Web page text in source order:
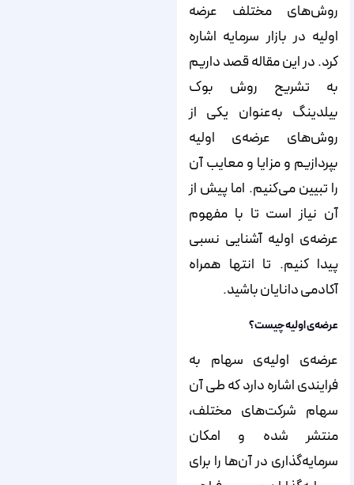
روش‌های مختلف عرضه
اولیه در بازار سرمایه اشاره
کرد. در این مقاله قصد داریم
به تشریح روش بوک
بیلدینگ به‌عنوان یکی از
روش‌‌‌‌‌‌‌‌‌‌‌‌‌‌‌‌‌‌‌‌‌‌‌‌‌‌‌‌‌‌‌‌‌‌‌‌‌‌‌‌‌‌‌‌‌‌‌‌‌‌‌‌‌‌‌‌‌های عرضه‌‌‌‌‌‌‌‌‌‌‌‌‌‌‌‌‌‌‌‌‌‌‌‌‌‌‌‌‌‌‌‌‌‌‌‌‌‌‌‌‌‌‌‌‌‌‌‌‌‌‌‌‌‌‌‌‌ی اولیه
بپردازیم و مزایا و معایب آن
را تبیین می‌‌‌‌‌‌‌‌‌‌‌‌‌‌‌‌‌‌‌‌‌‌‌‌‌‌‌‌‌‌‌‌‌‌‌‌‌‌‌‌‌‌‌‌‌‌‌‌‌‌‌‌‌‌‌‌‌کنیم. اما پیش از
آن نیاز است تا با مفهوم
عرضه‌‌‌‌‌‌‌‌‌‌‌‌‌‌‌‌‌‌‌‌‌‌‌‌‌‌‌‌‌‌‌‌‌‌‌‌‌‌‌‌‌‌‌‌‌‌‌‌‌‌‌‌‌‌‌‌‌ی اولیه آشنایی نسبی
پیدا کنیم. تا انتها همراه
آکادمی دانایان باشید.
عرضه‌‌‌‌‌‌‌‌‌‌‌‌‌‌‌‌‌‌‌‌‌‌‌‌‌‌‌‌‌‌‌‌‌‌‌‌‌‌‌‌‌‌‌‌‌‌‌‌‌‌‌‌‌‌‌‌‌ی اولیه چیست؟
عرضه‌‌‌‌‌‌‌‌‌‌‌‌‌‌‌‌‌‌‌‌‌‌‌‌‌‌‌‌‌‌‌‌‌‌‌‌‌‌‌‌‌‌‌‌‌‌‌‌‌‌‌‌‌‌‌‌‌ی اولیه‌‌‌‌‌‌‌‌‌‌‌‌‌‌‌‌‌‌‌‌‌‌‌‌‌‌‌‌‌‌‌‌‌‌‌‌‌‌‌‌‌‌‌‌‌‌‌‌‌‌‌‌‌‌‌‌‌ی سهام به
فرایندی اشاره دارد که طی آن
سهام شرکت‌‌‌‌‌‌‌‌‌‌‌‌‌‌‌‌‌‌‌‌‌‌‌‌‌‌‌‌‌‌‌‌‌‌‌‌‌‌‌‌‌‌‌‌‌‌‌‌‌‌‌‌‌‌‌‌‌های مختلف،
منتشر شده و امکان
سرمایه‌‌‌‌‌‌‌‌‌‌‌‌‌‌‌‌‌‌‌‌‌‌‌‌‌‌‌‌‌‌‌‌‌‌‌‌‌‌‌‌‌‌‌‌‌‌‌‌‌‌‌‌‌‌‌‌‌گذاری در آن‌‌‌‌‌‌‌‌‌‌‌‌‌‌‌‌‌‌‌‌‌‌‌‌‌‌‌‌‌‌‌‌‌‌‌‌‌‌‌‌‌‌‌‌‌‌‌‌‌‌‌‌‌‌‌‌‌ها را برای